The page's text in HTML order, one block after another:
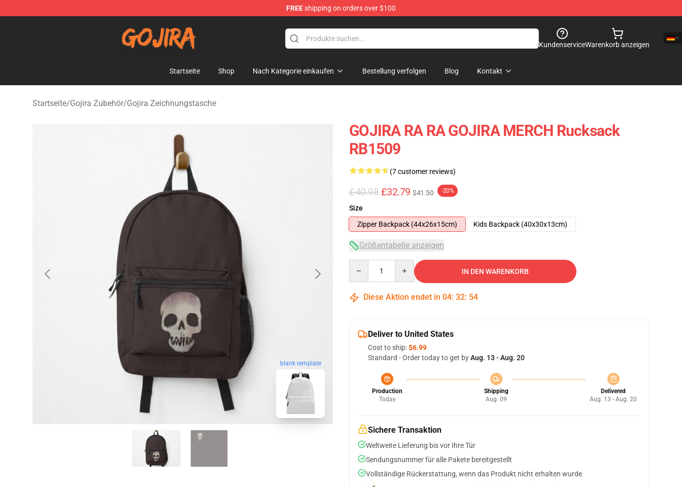
FREEshipping on orders over $100
KundenserviceWarenkorb anzeigen
Startseite Shop Nach Kategorie einkaufen Bestellung verfolgen Blog Kontakt
Startseite/Gojira Zubehör/Gojira Zeichnungstasche
blank template
GOJIRA RA RA GOJIRA MERCH Rucksack
RB1509
(7 customer reviews)
£40.98 £32.79 $41.50 -20%
Size
Zipper Backpack (44x26x15cm)
Kids Backpack (40x30x13cm)
Größentabelle anzeigen
IN DEN WARENKORB
Diese Aktion endet in 04: 32: 53
Deliver to United States
Cost to ship:$6.99
Standard - Order today to get byAug. 13 - Aug. 20
Production
Today
Shipping
Aug. 09
Delivered
Aug. 13 - Aug. 20
Sichere Transaktion
Weltweite Lieferung bis vor Ihre Tür
Sendungsnummer für alle Pakete bereitgestellt
Vollständige Rückerstattung, wenn das Produkt nicht erhalten wurde